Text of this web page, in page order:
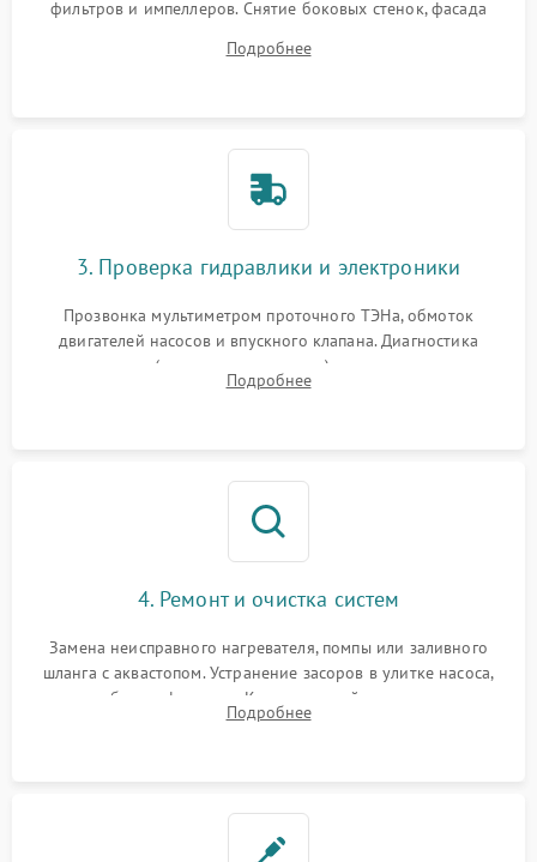
фильтров и импеллеров. Снятие боковых стенок, фасада
циркуляционному насосу, ТЭНу и сливной помпе.
Подробнее
3. Проверка гидравлики и электроники
Прозвонка мультиметром проточного ТЭНа, обмоток
двигателей насосов и впускного клапана. Диагностика
прессостата (датчика уровня воды), датчика мутности,
концевика дверцы и электронного модуля управления.
Подробнее
4. Ремонт и очистка систем
Замена неисправного нагревателя, помпы или заливного
шланга с аквастопом. Устранение засоров в улитке насоса,
патрубках и фильтрах. Компонентный ремонт платы
управления, восстановление поврежденной проводки.
Подробнее